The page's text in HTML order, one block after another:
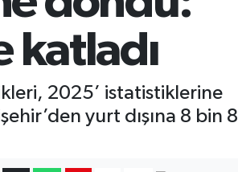
katladı
2025’ istatistiklerine
yurt dışına 8 bin 8